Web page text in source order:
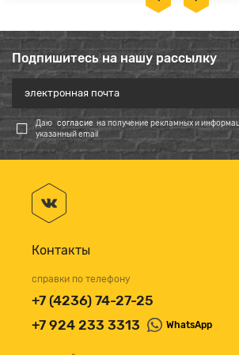
Подпишитесь на нашу рассылку
Даю согласие на получение рекламных и
указанный email
Контакты
справки по телефону
+7 (4236) 74-27-25
+7 924 233 3313
WhatsApp